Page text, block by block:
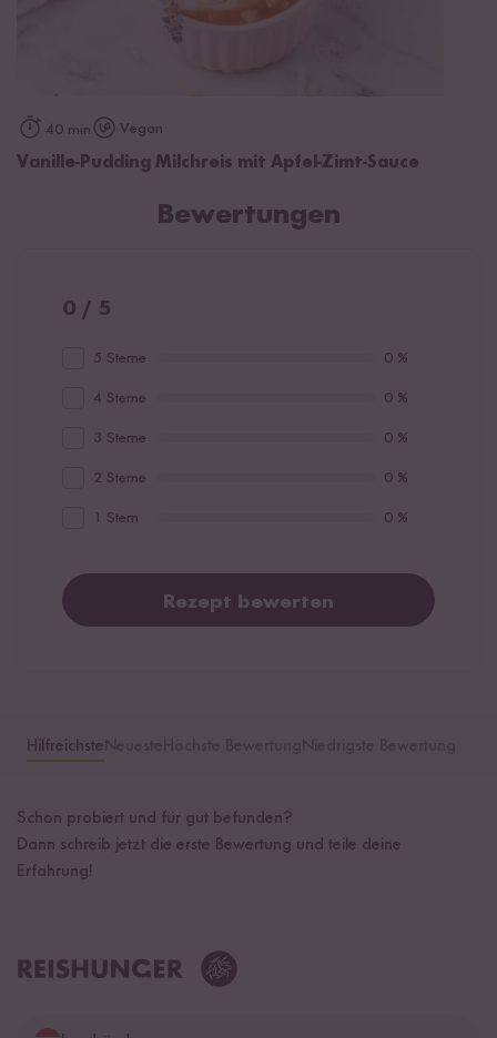
40 min Vegan
Vanille-Pudding Milchreis mit Apfel-Zimt-Sauce
Bewertungen
0 / 5
5 Sterne 0 %
4 Sterne 0 %
3 Sterne 0 %
2 Sterne 0 %
1 Stern 0 %
Rezept bewerten
Hilfreichste
Schon probiert und für gut befunden?
Dann schreib jetzt die erste Bewertung und teile deine
Erfahrung!